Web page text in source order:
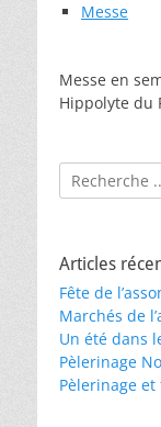
Messe
Messe en
Hippolyte du
Rechercher :
Articles
Fête de
Marchés de
Un été dans
Pèlerinage
Pèlerinage